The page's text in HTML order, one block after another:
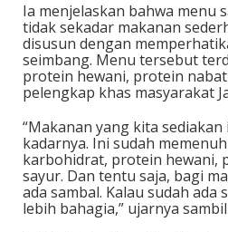
Ia menjelaskan bahwa menu
tidak sekadar makanan
disusun dengan
seimbang. Menu tersebut
protein hewani, protein
pelengkap khas masyarakat
“Makanan yang kita
kadarnya. Ini sudah
karbohidrat, protein hewani,
sayur. Dan tentu saja, bagi
ada sambal. Kalau sudah ada
lebih bahagia,” ujarnya